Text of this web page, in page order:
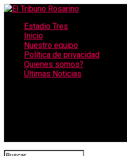
Estadio Tres
Inicio
Nuestro equipo
Política de privacidad
Quienes somos?
Últimas Noticias